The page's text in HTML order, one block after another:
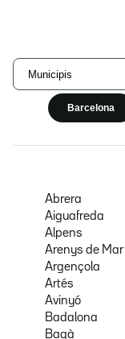
Municipis
Barcelona
Abrera
Aiguafreda
Alpens
Arenys de Mar
Argençola
Artés
Avinyó
Badalona
Bagà